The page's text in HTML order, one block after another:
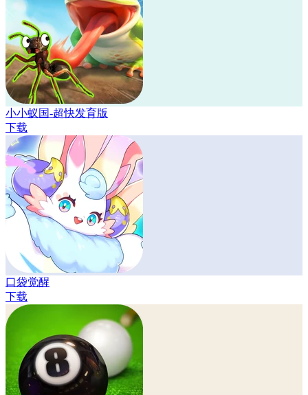
小小蚁国-超快发育版
下载
口袋觉醒
下载